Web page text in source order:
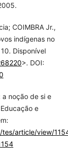
COIMBRA Jr.,
indígenas no
Disponível
>. DOI:
a noção de si e
e
article/view/